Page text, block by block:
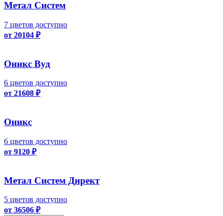
Метал Систем
7 цветов доступно
от 20104 ₽
Оникс Вуд
6 цветов доступно
от 21608 ₽
Оникс
6 цветов доступно
от 9120 ₽
Метал Систем Директ
5 цветов доступно
от 36506 ₽